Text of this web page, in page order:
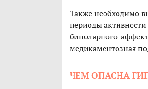
Также необходимо
периоды
биполярного-
медикаментозная
ЧЕМ ОПАСНА